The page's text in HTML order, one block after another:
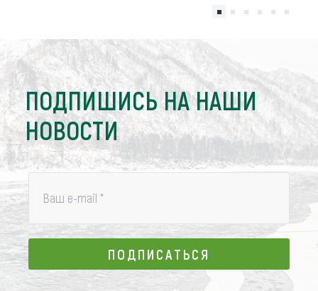
ПОДПИШИСЬ НА НАШИ
НОВОСТИ
Ваш e-mail *
ПОДПИСАТЬСЯ
ПОДПИСАТЬСЯ